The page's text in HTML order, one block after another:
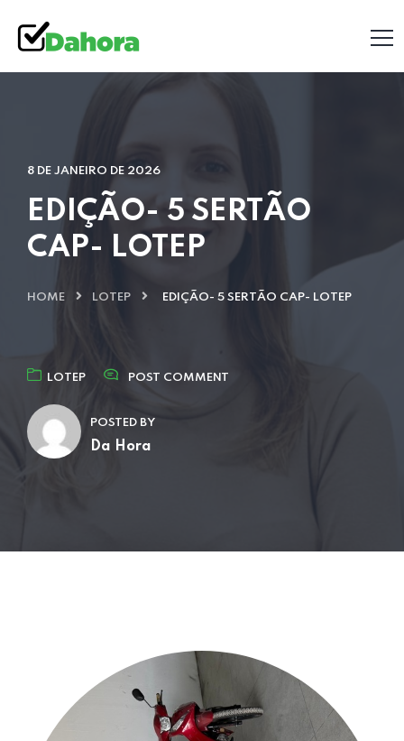
8 DE JANEIRO DE 2026
EDIÇÃO- 5 SERTÃO
CAP- LOTEP
HOME LOTEP EDIÇÃO- 5 SERTÃO CAP- LOTEP
LOTEP POST COMMENT
POSTED BY
Da Hora